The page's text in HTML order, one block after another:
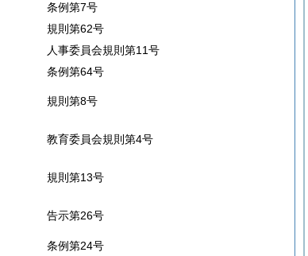
条例第7号
規則第62号
人事委員会規則第11号
条例第64号
規則第8号
教育委員会規則第4号
規則第13号
告示第26号
条例第24号